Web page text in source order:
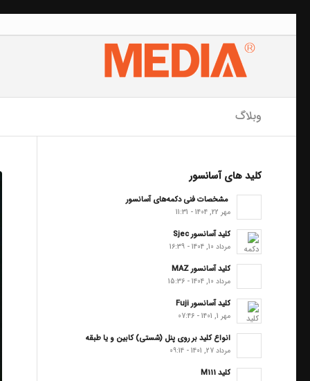
وبلاگ
کلید های آسانسور
مشخصات فنی دکمه‌های آسانسور
مهر 22, 1404 - 11:31
کلید آسانسور Sjec
مرداد 10, 1404 - 16:39
کلید آسانسور MAZ
مرداد 10, 1404 - 15:36
کلید آسانسور Fuji
مهر 1, 1401 - 07:46
انواع کلید بر روی پنل (شستی) کابین و یا طبقه
مرداد 27, 1401 - 09:14
کلید M111